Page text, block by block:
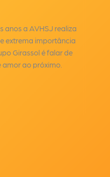
anos a AVHSJ realiza
extrema importância
Girassol é falar de
amor ao próximo.